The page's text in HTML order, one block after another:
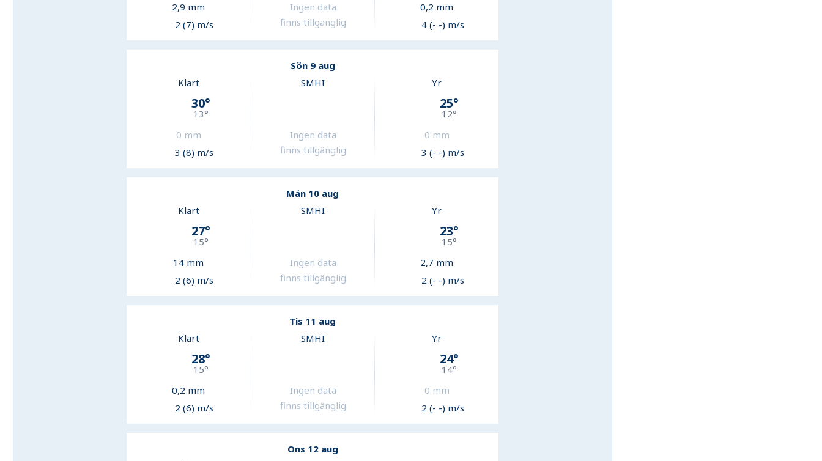
2,9 mm
2 (7) m/s
Ingen data
finns tillgänglig
0,2 mm
4 (- -) m/s
Sön 9 aug
Klart
30°
13°
0 mm
3 (8) m/s
SMHI
Ingen data
finns tillgänglig
Yr
25°
12°
0 mm
3 (- -) m/s
Mån 10 aug
Klart
27°
15°
14 mm
2 (6) m/s
SMHI
Ingen data
finns tillgänglig
Yr
23°
15°
2,7 mm
2 (- -) m/s
Tis 11 aug
Klart
28°
15°
0,2 mm
2 (6) m/s
SMHI
Ingen data
finns tillgänglig
Yr
24°
14°
0 mm
2 (- -) m/s
Ons 12 aug